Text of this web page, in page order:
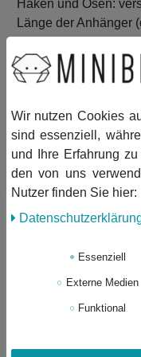
Haken und Ösen:
Länge der Anhänger
Lieferumfang: 1 Paar
Ähnliche Artikel
1
Wir nutzen Cookies
sind essenziell,
und Ihre Erfahrung
den von uns
Nutzer finden Sie hier:
Essenziell
Externe Medien
Funktional